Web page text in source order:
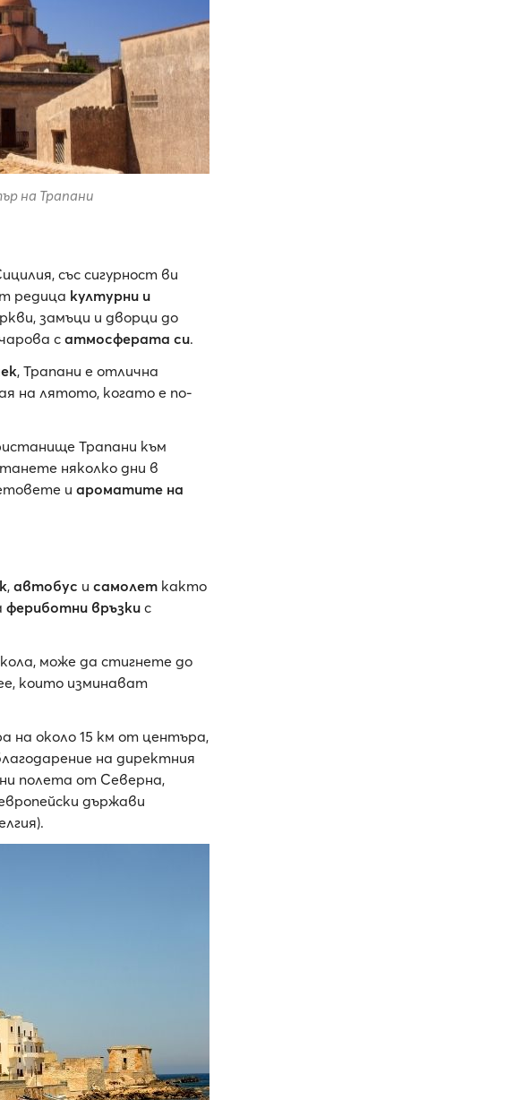
на Трапани
със сигурност ви
редица културни и
замъци и дворци до
сатмосферата си.
, Трапани е отлична
на лятото, когато е по-
Трапани към
няколко дни в
и ароматите на
, автобус и самолет както
фериботни връзки с
може да стигнете до
които изминават
на около 15 км от центъра,
на директния
полета от Северна,
държави